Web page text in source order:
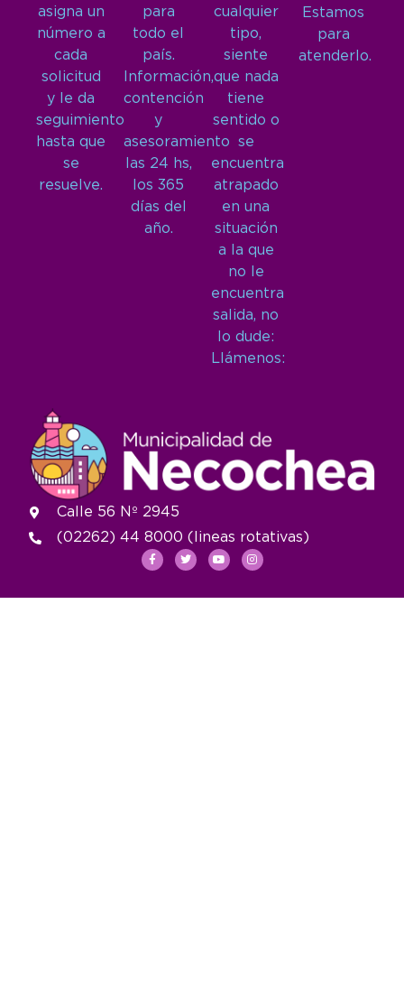
asigna un
número a
cada
solicitud
y le da
seguimiento
hasta que
se
resuelve.
para
todo el
país.
Información,
contención
y
asesoramiento
las 24 hs,
los 365
días del
año.
cualquier
tipo,
siente
que nada
tiene
sentido o
se
encuentra
atrapado
en una
situación
a la que
no le
encuentra
salida, no
lo dude:
Llámenos:
Estamos
para
atenderlo.
Calle 56 Nº 2945
(02262) 44 8000 (lineas rotativas)